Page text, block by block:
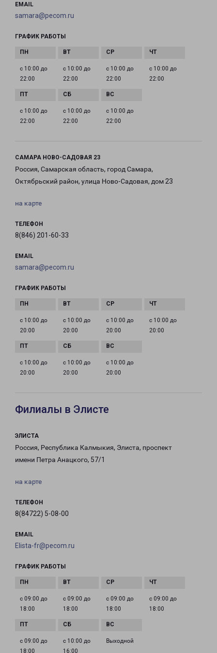
EMAIL
samara@pecom.ru
ГРАФИК РАБОТЫ
с 10:00 до
22:00
с 10:00 до
22:00
с 10:00 до
22:00
с 10:00 до
22:00
с 10:00 до
22:00
с 10:00 до
22:00
с 10:00 до
22:00
САМАРА НОВО-САДОВАЯ 23
Россия, Самарская область, город Самара,
Октябрьский район, улица Ново-Садовая, дом 23
на карте
ТЕЛЕФОН
8(846) 201-60-33
EMAIL
samara@pecom.ru
ГРАФИК РАБОТЫ
с 10:00 до
20:00
с 10:00 до
20:00
с 10:00 до
20:00
с 10:00 до
20:00
с 10:00 до
20:00
с 10:00 до
20:00
с 10:00 до
20:00
Филиалы в Элисте
ЭЛИСТА
Россия, Республика Калмыкия, Элиста, проспект
имени Петра Анацкого, 57/1
на карте
ТЕЛЕФОН
8(84722) 5-08-00
EMAIL
Elista-fr@pecom.ru
ГРАФИК РАБОТЫ
с 09:00 до
18:00
с 09:00 до
18:00
с 09:00 до
18:00
с 09:00 до
18:00
с 09:00 до
18:00
с 10:00 до
16:00
Выходной